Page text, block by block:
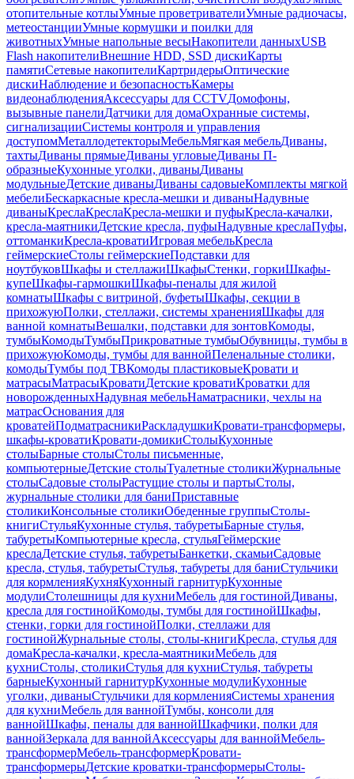
отопительные котлыУмные проветривателиУмные радиочасы,
метеостанцииУмные кормушки и поилки для
животныхУмные напольные весыНакопители данныхUSB
Flash накопителиВнешние HDD, SSD дискиКарты
памятиСетевые накопителиКартридерыОптические
дискиНаблюдение и безопасностьКамеры
видеонаблюденияАксессуары для CCTVДомофоны,
вызывные панелиДатчики для домаОхранные системы,
сигнализацииСистемы контроля и управления
доступомМеталлодетекторыМебельМягкая мебельДиваны,
тахтыДиваны прямыеДиваны угловыеДиваны П-
образныеКухонные уголки, диваныДиваны
модульныеДетские диваныДиваны садовыеКомплекты мягкой
мебелиБескаркасные кресла-мешки и диваныНадувные
диваныКреслаКреслаКресла-мешки и пуфыКресла-качалки,
кресла-маятникиДетские кресла, пуфыНадувные креслаПуфы,
оттоманкиКресла-кроватиИгровая мебельКресла
геймерскиеСтолы геймерскиеПодставки для
ноутбуковШкафы и стеллажиШкафыСтенки, горкиШкафы-
купеШкафы-гармошкиШкафы-пеналы для жилой
комнатыШкафы с витриной, буфетыШкафы, секции в
прихожуюПолки, стеллажи, системы храненияШкафы для
ванной комнатыВешалки, подставки для зонтовКомоды,
тумбыКомодыТумбыПрикроватные тумбыОбувницы, тумбы в
прихожуюКомоды, тумбы для ваннойПеленальные столики,
комодыТумбы под ТВКомоды пластиковыеКровати и
матрасыМатрасыКроватиДетские кроватиКроватки для
новорожденныхНадувная мебельНаматрасники, чехлы на
матрасОснования для
кроватейПодматрасникиРаскладушкиКровати-трансформеры,
шкафы-кроватиКровати-домикиСтолыКухонные
столыБарные столыСтолы письменные,
компьютерныеДетские столыТуалетные столикиЖурнальные
столыСадовые столыРастущие столы и партыСтолы,
журнальные столики для баниПриставные
столикиКонсольные столикиОбеденные группыСтолы-
книгиСтульяКухонные стулья, табуретыБарные стулья,
табуретыКомпьютерные кресла, стульяГеймерские
креслаДетские стулья, табуретыБанкетки, скамьиСадовые
кресла, стулья, табуретыСтулья, табуреты для баниСтульчики
для кормленияКухняКухонный гарнитурКухонные
модулиСтолешницы для кухниМебель для гостинойДиваны,
кресла для гостинойКомоды, тумбы для гостинойШкафы,
стенки, горки для гостинойПолки, стеллажи для
гостинойЖурнальные столы, столы-книгиКресла, стулья для
домаКресла-качалки, кресла-маятникиМебель для
кухниСтолы, столикиСтулья для кухниСтулья, табуреты
барныеКухонный гарнитурКухонные модулиКухонные
уголки, диваныСтульчики для кормленияСистемы хранения
для кухниМебель для ваннойТумбы, консоли для
ваннойШкафы, пеналы для ваннойШкафчики, полки для
ваннойЗеркала для ваннойАксессуары для ваннойМебель-
трансформерМебель-трансформерКровати-
трансформерыДетские кроватки-трансформерыСтолы-